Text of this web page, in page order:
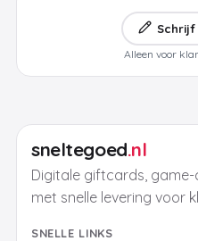
Schrijf
Alleen voor
sneltegoed.nl
Digitale giftcards, game-
met snelle levering voor
SNELLE LINKS